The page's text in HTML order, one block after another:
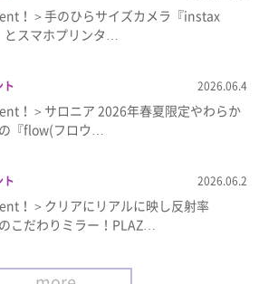
！＞手のひらサイズカメラ『instax
スマホプリンタ…
ト 2026.06.4
！＞サロニア 2026年春夏限定やわらか
『flow(フロウ…
ト 2026.06.2
！＞クリアにリアルに映し反射率
こだわりミラー！PLAZ…